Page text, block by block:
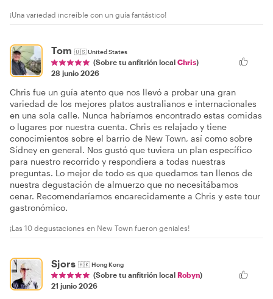
¡Una variedad increíble con un guía fantástico!
Tom 🇺🇸United States
(Sobre tu anfitrión local Chris)
28 junio 2026
Chris fue un guía atento que nos llevó a probar una gran
variedad de los mejores platos australianos e internacionales
en una sola calle. Nunca habríamos encontrado estas comidas
o lugares por nuestra cuenta. Chris es relajado y tiene
conocimientos sobre el barrio de New Town, así como sobre
Sídney en general. Nos gustó que tuviera un plan específico
para nuestro recorrido y respondiera a todas nuestras
preguntas. Lo mejor de todo es que quedamos tan llenos de
nuestra degustación de almuerzo que no necesitábamos
cenar. Recomendaríamos encarecidamente a Chris y este tour
gastronómico.
¡Las 10 degustaciones en New Town fueron geniales!
Sjors 🇭🇰Hong Kong
(Sobre tu anfitrión local Robyn)
21 junio 2026